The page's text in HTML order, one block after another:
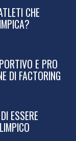
CHE
E PRO
DI FACTORING
ESSERE